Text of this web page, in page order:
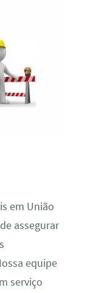
em União
assegurar
equipe
serviço